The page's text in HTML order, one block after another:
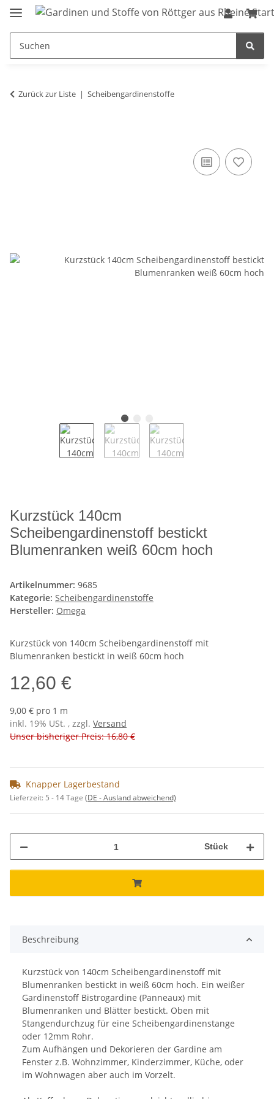
Zurück zur Liste Scheibengardinenstoffe
Kurzstück 140cm
Scheibengardinenstoff bestickt
Blumenranken weiß 60cm hoch
Artikelnummer: 9685
Kategorie: Scheibengardinenstoffe
Hersteller: Omega
Kurzstück von 140cm Scheibengardinenstoff mit
Blumenranken bestickt in weiß 60cm hoch
12,60 €
9,00 € pro 1 m
inkl. 19% USt. , zzgl. Versand
Unser bisheriger Preis: 16,80 €
Knapper Lagerbestand
Lieferzeit: 5 - 14 Tage (DE - Ausland abweichend)
Stück
Beschreibung
Kurzstück von 140cm Scheibengardinenstoff mit
Blumenranken bestickt in weiß 60cm hoch. Ein weißer
Gardinenstoff Bistrogardine (Panneaux) mit
Blumenranken und Blätter bestickt. Oben mit
Stangendurchzug für eine Scheibengardinenstange
oder 12mm Rohr.
Zum Aufhängen und Dekorieren der Gardine am
Fenster z.B. Wohnzimmer, Kinderzimmer, Küche, oder
im Wohnwagen aber auch im Vorzelt.